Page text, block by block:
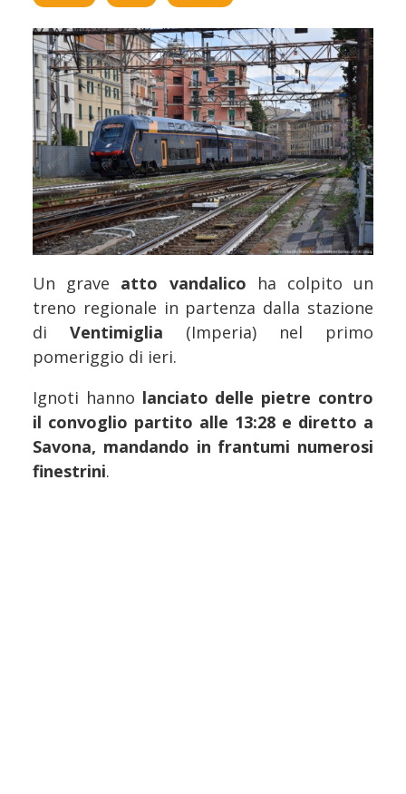
Un grave atto vandalico ha colpito un
treno regionale in partenza dalla stazione
di Ventimiglia (Imperia) nel primo
pomeriggio di ieri.
Ignoti hanno lanciato delle pietre contro
il convoglio partito alle 13:28 e diretto a
Savona, mandando in frantumi numerosi
finestrini.